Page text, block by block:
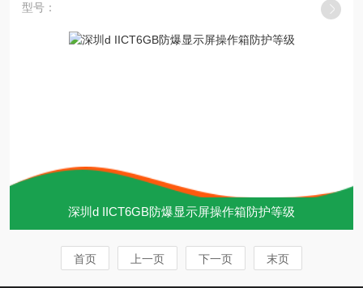
型号：
深圳d IICT6GB防爆显示屏操作箱防护等级
首页 上一页 下一页 末页